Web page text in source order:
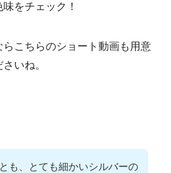
をチェック！
らこちらのショート動画も用意
いね。
も、とても細かいシルバーの